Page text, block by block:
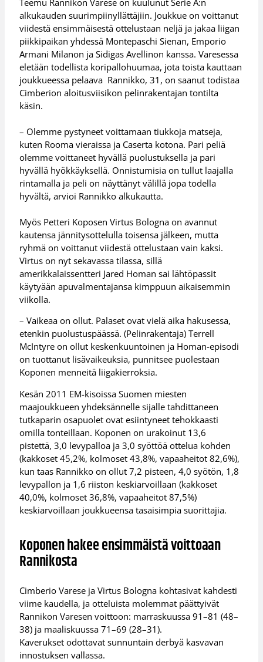
alkukauden suurimpiinyllättäjiin. Joukkue on voittanut
viidestä ensimmäisestä ottelustaan neljä ja jakaa liigan
piikkipaikan yhdessä Montepaschi Sienan, Emporio
Armani Milanon ja Sidigas Avellinon kanssa. Varesessa
eletään todellista koripallohuumaa, jota toista kauttaan
joukkueessa pelaava Rannikko, 31, on saanut todistaa
Cimberion aloitusviisikon pelinrakentajan tontilta
käsin.
– Olemme pystyneet voittamaan tiukkoja matseja,
kuten Rooma vieraissa ja Caserta kotona. Pari peliä
olemme voittaneet hyvällä puolustuksella ja pari
hyvällä hyökkäyksellä. Onnistumisia on tullut laajalla
rintamalla ja peli on näyttänyt välillä jopa todella
hyvältä, arvioi Rannikko alkukautta.
Myös Petteri Koposen Virtus Bologna on avannut
kautensa jännitysottelulla toisensa jälkeen, mutta
ryhmä on voittanut viidestä ottelustaan vain kaksi.
Virtus on nyt sekavassa tilassa, sillä
amerikkalaissentteri Jared Homan sai lähtöpassit
käytyään apuvalmentajansa kimppuun aikaisemmin
viikolla.
– Vaikeaa on ollut. Palaset ovat vielä aika hakusessa,
etenkin puolustuspäässä. (Pelinrakentaja) Terrell
McIntyre on ollut keskenkuuntoinen ja Homan-episodi
on tuottanut lisävaikeuksia, punnitsee puolestaan
Koponen menneitä liigakierroksia.
Kesän 2011 EM-kisoissa Suomen miesten
maajoukkueen yhdeksännelle sijalle tahdittaneen
tutkaparin osapuolet ovat esiintyneet tehokkaasti
omilla tonteillaan. Koponen on urakoinut 13,6
pistettä, 3,0 levypalloa ja 3,0 syöttöä ottelua kohden
(kakkoset 45,2%, kolmoset 43,8%, vapaaheitot 82,6%),
kun taas Rannikko on ollut 7,2 pisteen, 4,0 syötön, 1,8
levypallon ja 1,6 riiston keskiarvoillaan (kakkoset
40,0%, kolmoset 36,8%, vapaaheitot 87,5%)
keskiarvoillaan joukkueensa tasaisimpia suorittajia.
Koponen hakee ensimmäistä voittoaan
Rannikosta
Cimberio Varese ja Virtus Bologna kohtasivat kahdesti
viime kaudella, ja otteluista molemmat päättyivät
Rannikon Varesen voittoon: marraskuussa 91–81 (48–
38) ja maaliskuussa 71–69 (28–31).
Kaverukset odottavat sunnuntain derbyä kasvavan
innostuksen vallassa.